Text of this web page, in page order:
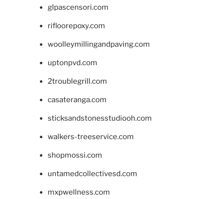
glpascensori.com
rifloorepoxy.com
woolleymillingandpaving.com
uptonpvd.com
2troublegrill.com
casateranga.com
sticksandstonesstudiooh.com
walkers-treeservice.com
shopmossi.com
untamedcollectivesd.com
mxpwellness.com